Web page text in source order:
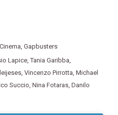
, Gapbusters
Lapice,Tania Garibba,
, Vincenzo Pirrotta, Michael
Succio, Nina Fotaras, Danilo